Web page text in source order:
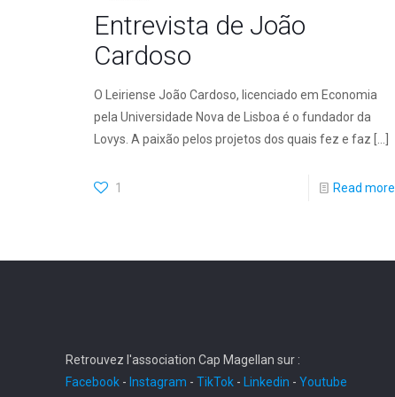
Entrevista de João
Cardoso
O Leiriense João Cardoso, licenciado em Economia
pela Universidade Nova de Lisboa é o fundador da
Lovys. A paixão pelos projetos dos quais fez e faz
1 Read more
Retrouvez l'association Cap Magellan sur :
Facebook - Instagram - TikTok - Linkedin - Youtube